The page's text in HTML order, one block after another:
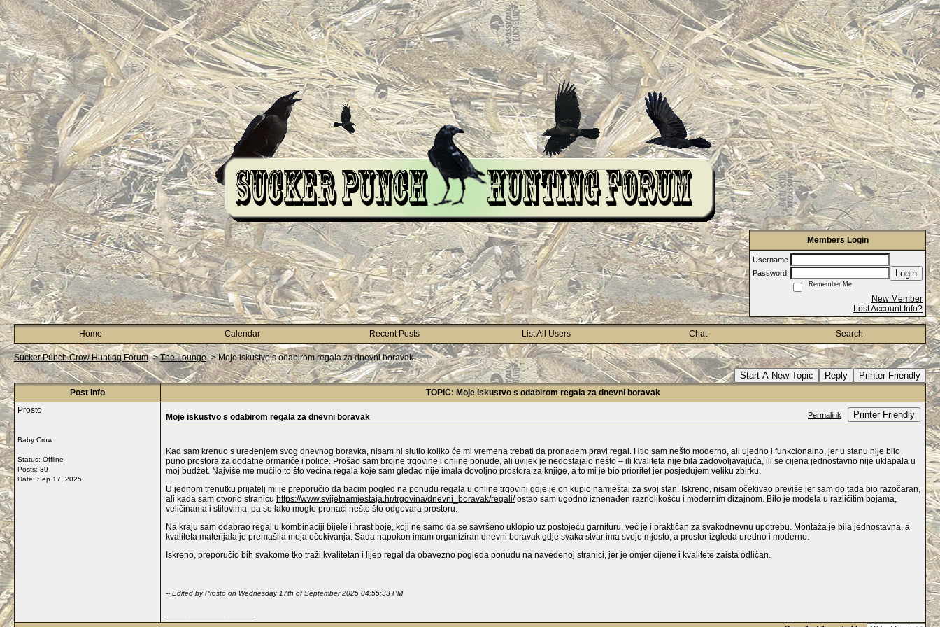
Members Login
Username
Password
Login
Remember Me
New Member
Lost Account Info?
Home Calendar Recent Posts List All Users Chat Search
Sucker Punch Crow Hunting Forum->The Lounge->Moje iskustvo s odabirom regala za dnevni boravak
Start A New Topic Reply Printer Friendly
Post Info
TOPIC: Moje iskustvo s odabirom regala za dnevni boravak
Prosto
Baby Crow
Status: Offline
Posts: 39
Date: Sep 17, 2025
Moje iskustvo s odabirom regala za dnevni boravak Permalink Printer Friendly
Kad sam krenuo s uređenjem svog dnevnog boravka, nisam ni slutio koliko će mi vremena trebati da pronađem pravi regal. Htio sam nešto moderno, ali ujedno i funkcionalno, jer u stanu nije bilo
puno prostora za dodatne ormariće i police. Prošao sam brojne trgovine i online ponude, ali uvijek je nedostajalo nešto – ili kvaliteta nije bila zadovoljavajuća, ili se cijena jednostavno nije uklapala u
moj budžet. Najviše me mučilo to što većina regala koje sam gledao nije imala dovoljno prostora za knjige, a to mi je bio prioritet jer posjedujem veliku zbirku.
U jednom trenutku prijatelj mi je preporučio da bacim pogled na ponudu regala u online trgovini gdje je on kupio namještaj za svoj stan. Iskreno, nisam očekivao previše jer sam do tada bio razočaran,
ali kada sam otvorio stranicu https://www.svijetnamjestaja.hr/trgovina/dnevni_boravak/regali/ostao sam ugodno iznenađen raznolikošću i modernim dizajnom. Bilo je modela u različitim bojama,
veličinama i stilovima, pa se lako moglo pronaći nešto što odgovara prostoru.
Na kraju sam odabrao regal u kombinaciji bijele i hrast boje, koji ne samo da se savršeno uklopio uz postojeću garnituru, već je i praktičan za svakodnevnu upotrebu. Montaža je bila jednostavna, a
kvaliteta materijala je premašila moja očekivanja. Sada napokon imam organiziran dnevni boravak gdje svaka stvar ima svoje mjesto, a prostor izgleda uredno i moderno.
Iskreno, preporučio bih svakome tko traži kvalitetan i lijep regal da obavezno pogleda ponudu na navedenoj stranici, jer je omjer cijene i kvalitete zaista odličan.
-- Edited by Prosto on Wednesday 17th of September 2025 04:55:33 PM